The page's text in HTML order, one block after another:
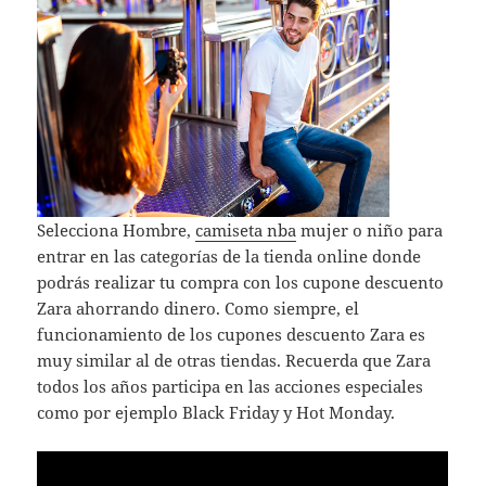
Selecciona Hombre,camiseta nba mujer o niño para
entrar en las categorías de la tienda online donde
podrás realizar tu compra con los cupone descuento
Zara ahorrando dinero. Como siempre, el
funcionamiento de los cupones descuento Zara es
muy similar al de otras tiendas. Recuerda que Zara
todos los años participa en las acciones especiales
como por ejemplo Black Friday y Hot Monday.